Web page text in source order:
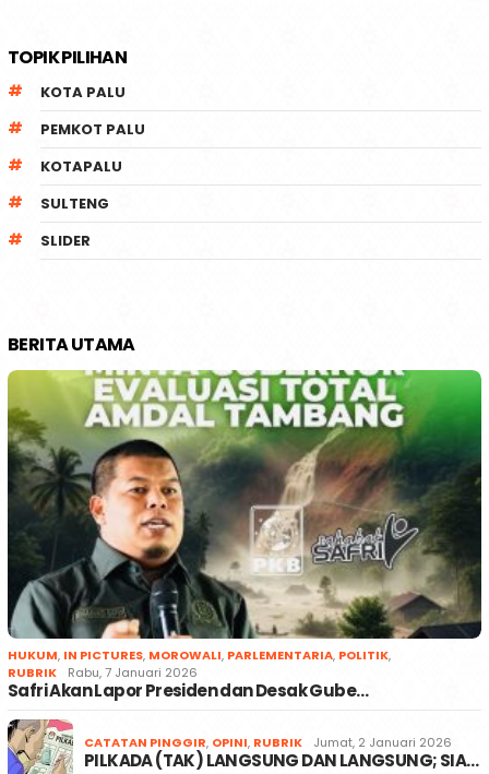
TOPIK PILIHAN
KOTA PALU
PEMKOT PALU
KOTAPALU
SULTENG
SLIDER
BERITA UTAMA
HUKUM, IN PICTURES, MOROWALI, PARLEMENTARIA, POLITIK,
RUBRIK
Rabu, 7 Januari 2026
Safri Akan Lapor Presiden dan Desak Gube…
CATATAN PINGGIR, OPINI, RUBRIK Jumat, 2 Januari 2026
PILKADA (TAK) LANGSUNG DAN LANGSUNG; SIA…